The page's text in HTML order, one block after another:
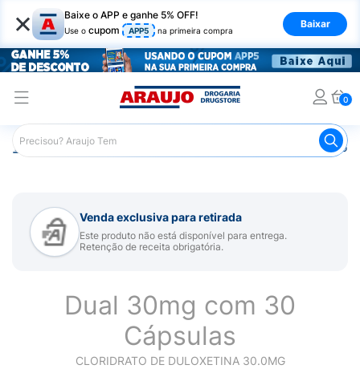
× Baixe o APP e ganhe 5% OFF!
Use o cupom APP5 na primeira compra
Baixar
0
Araujo Medicamentos Remédio para Sistema Nervoso
Venda exclusiva para retirada
Este produto não está disponível para entrega.
Retenção de receita obrigatória.
Dual 30mg com 30
Cápsulas
CLORIDRATO DE DULOXETINA 30.0MG